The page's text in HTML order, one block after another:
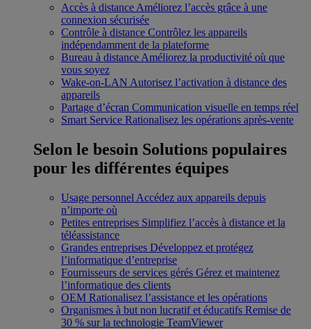
Accès à distance Améliorez l’accès grâce à une
connexion sécurisée
Contrôle à distance Contrôlez les appareils
indépendamment de la plateforme
Bureau à distance Améliorez la productivité où que
vous soyez
Wake-on-LAN Autorisez l’activation à distance des
appareils
Partage d’écran Communication visuelle en temps réel
Smart Service Rationalisez les opérations après-vente
Selon le besoin Solutions populaires
pour les différentes équipes
Usage personnel Accédez aux appareils depuis
n’importe où
Petites entreprises Simplifiez l’accès à distance et la
téléassistance
Grandes entreprises Développez et protégez
l’informatique d’entreprise
Fournisseurs de services gérés Gérez et maintenez
l’informatique des clients
OEM Rationalisez l’assistance et les opérations
Organismes à but non lucratif et éducatifs Remise de
30 % sur la technologie TeamViewer